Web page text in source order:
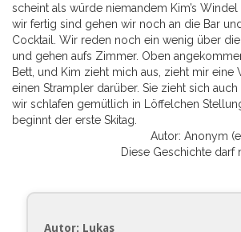
scheint als würde niemandem Kim’s
wir fertig sind gehen wir noch an die Bar
Cocktail. Wir reden noch ein wenig über
und gehen aufs Zimmer. Oben
Bett, und Kim zieht mich aus, zieht mir eine
einen Strampler darüber. Sie zieht sich
wir schlafen gemütlich in Löffelchen
beginnt der erste Skitag.
Autor: Anonym
Diese Geschichte darf
Autor: Lukas